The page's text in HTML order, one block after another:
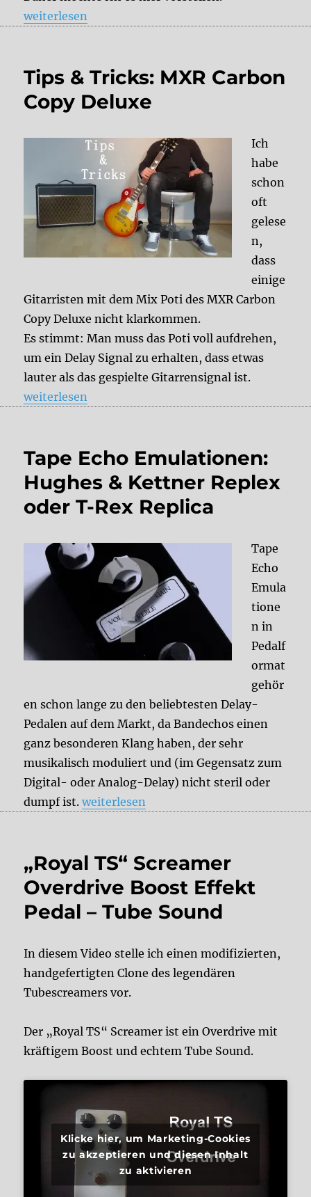
„Testbericht: BYOC Crown Jewel Teil I“
weiterlesen
Tips & Tricks: MXR Carbon
Copy Deluxe
Ich
habe
schon
oft
gelese
n,
dass
einige
Gitarristen mit dem Mix Poti des MXR Carbon
Copy Deluxe nicht klarkommen.
Es stimmt: Man muss das Poti voll aufdrehen,
um ein Delay Signal zu erhalten, dass etwas
lauter als das gespielte Gitarrensignal ist.
„Tips & Tricks: MXR Carbon Copy Deluxe“
weiterlesen
Tape Echo Emulationen:
Hughes & Kettner Replex
oder T-Rex Replica
Tape
Echo
Emula
tione
n in
Pedalf
ormat
gehör
en schon lange zu den beliebtesten Delay-
Pedalen auf dem Markt, da Bandechos einen
ganz besonderen Klang haben, der sehr
musikalisch moduliert und (im Gegensatz zum
Digital- oder Analog-Delay) nicht steril oder
dumpf ist.„Tape Echo Emulationen: Hughes &
weiterlesen
„Royal TS“ Screamer
Overdrive Boost Effekt
Pedal – Tube Sound
In diesem Video stelle ich einen modifizierten,
handgefertigten Clone des legendären
Tubescreamers vor.
Der „Royal TS“ Screamer ist ein Overdrive mit
kräftigem Boost und echtem Tube Sound.
Klicke hier, um Marketing-Cookies
zu akzeptieren und diesen Inhalt
zu aktivieren